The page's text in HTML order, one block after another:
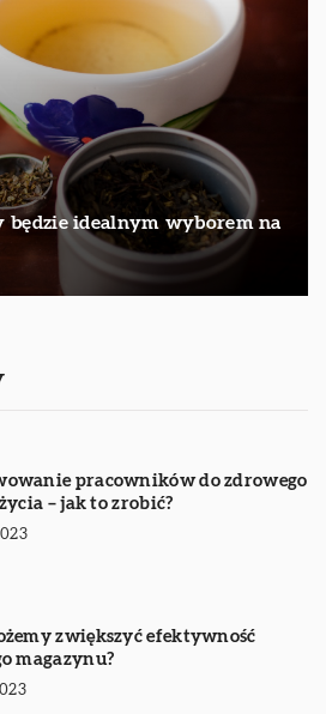
będzie idealnym wyborem na
pracowników do zdrowego
– jak to zrobić?
zwiększyć efektywność
magazynu?